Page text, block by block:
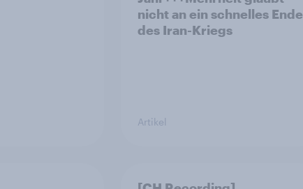
nicht an ein schnelles Ende
des Iran-Kriegs
Artikel